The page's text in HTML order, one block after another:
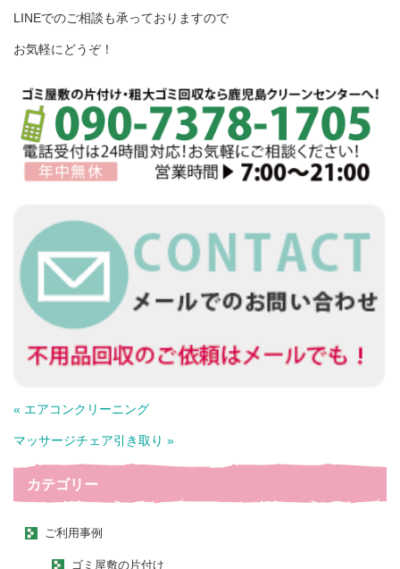
LINEでのご相談も承っておりますので
お気軽にどうぞ！
« エアコンクリーニング
マッサージチェア引き取り »
カテゴリー
ご利用事例
ゴミ屋敷の片付け